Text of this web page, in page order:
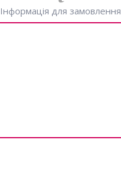
Інформація для замовлення